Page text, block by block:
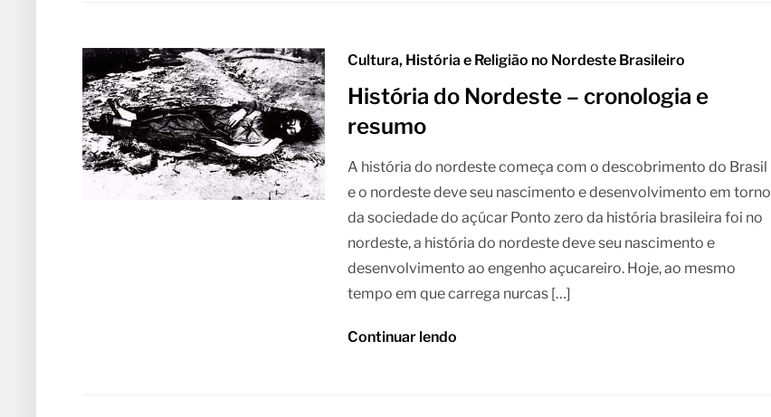
Cultura, História e Religião no Nordeste Brasileiro
História do Nordeste – cronologia e
resumo
A história do nordeste começa com o descobrimento do Brasil
e o nordeste deve seu nascimento e desenvolvimento em torno
da sociedade do açúcar Ponto zero da história brasileira foi no
nordeste, a história do nordeste deve seu nascimento e
desenvolvimento ao engenho açucareiro. Hoje, ao mesmo
tempo em que carrega nurcas […]
Continuar lendo